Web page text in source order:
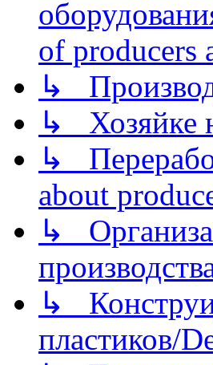
of producers
↳
↳ Хозяйке
↳
about
↳
↳
пластиков/